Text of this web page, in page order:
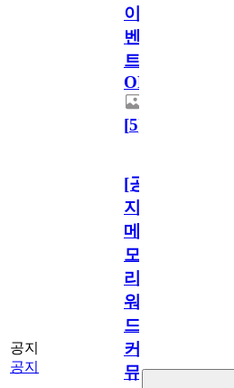
이
벤
트
OPEN!
[5]
공지
공지
[공
지]
메
모
리
워
드
커
뮤